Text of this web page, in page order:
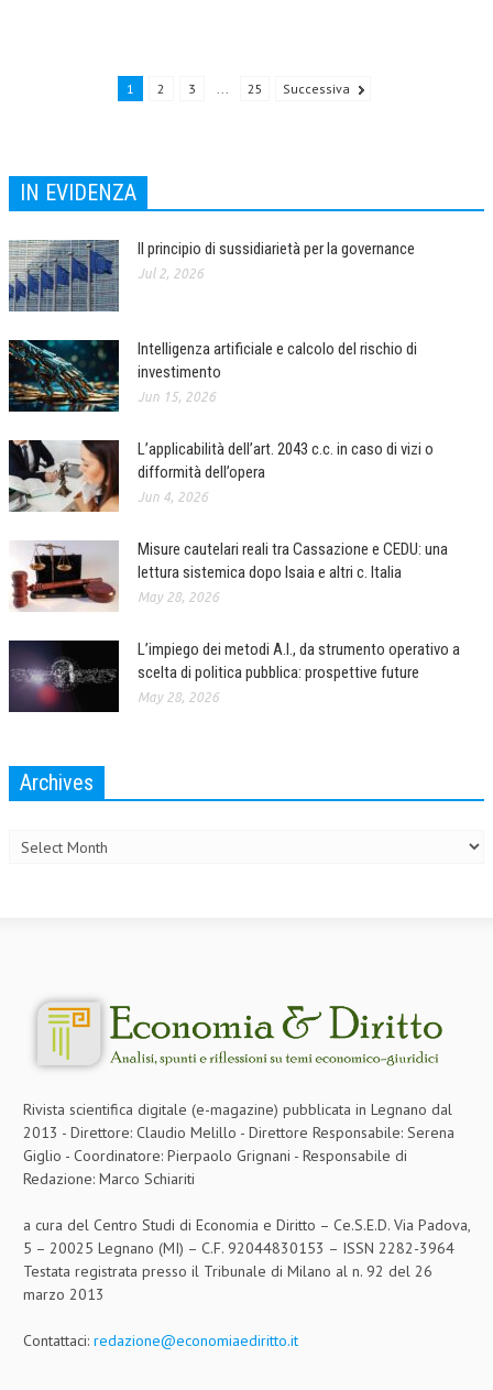
PUBBLICAZIONI
DOCUMENTI
MANUALI E MONOGRAFIE
TESI DI LAUREA
MATERIALE DIDATTICO
INVITI E PROMOZIONI
1 2 3 ... 25 Successiva
IN EVIDENZA
Il principio di sussidiarietà per la governance
Jul 2, 2026
Intelligenza artificiale e calcolo del rischio di
investimento
Jun 15, 2026
L’applicabilità dell’art. 2043 c.c. in caso di vizi o
difformità dell’opera
Jun 4, 2026
Misure cautelari reali tra Cassazione e CEDU: una
lettura sistemica dopo Isaia e altri c. Italia
May 28, 2026
L’impiego dei metodi A.I., da strumento operativo a
scelta di politica pubblica: prospettive future
May 28, 2026
Archives
Rivista scientifica digitale (e-magazine) pubblicata in Legnano dal
2013 - Direttore: Claudio Melillo - Direttore Responsabile: Serena
Giglio - Coordinatore: Pierpaolo Grignani - Responsabile di
Redazione: Marco Schiariti
a cura del Centro Studi di Economia e Diritto – Ce.S.E.D. Via Padova,
5 – 20025 Legnano (MI) – C.F. 92044830153 – ISSN 2282-3964
Testata registrata presso il Tribunale di Milano al n. 92 del 26
marzo 2013
Contattaci: redazione@economiaediritto.it